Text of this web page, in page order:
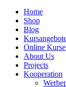
Home
Shop
Blog
Online Kurse
About Us
Projects
Kooperation